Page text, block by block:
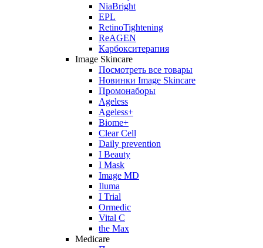
NiaBright
EPL
RetinoTightening
ReAGEN
Карбокситерапия
Image Skincare
Посмотреть все товары
Новинки Image Skincare
Промонаборы
Ageless
Ageless+
Biome+
Clear Cell
Daily prevention
I Beauty
I Mask
Image MD
Iluma
I Trial
Ormedic
Vital C
the Max
Medicare